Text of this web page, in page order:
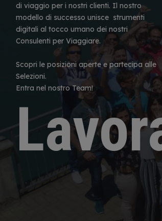
di viaggio per i nostri clienti. Il nostro
modello di successo unisce strumenti
digitali al tocco umano dei nostri
Consulenti per Viaggiare.
Scopri le posizioni aperte e partecipa alle
Selezioni.
Entra nel nostro Team!